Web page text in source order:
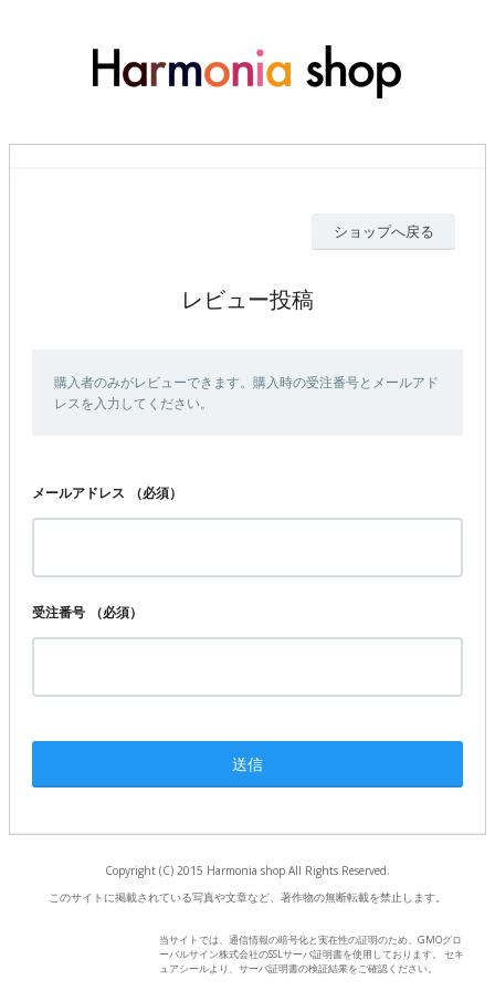
ショップへ戻る
レビュー投稿
購入者のみがレビューできます。購入時の受注番号とメールアド
レスを入力してください。
メールアドレス （必須）
受注番号 （必須）
Copyright (C) 2015 Harmonia shop All Rights Reserved.
このサイトに掲載されている写真や文章など、著作物の無断転載を禁止します。
当サイトでは、通信情報の暗号化と実在性の証明のため、GMOグロ
ーバルサイン株式会社のSSLサーバ証明書を使用しております。 セキ
ュアシールより、サーバ証明書の検証結果をご確認ください。